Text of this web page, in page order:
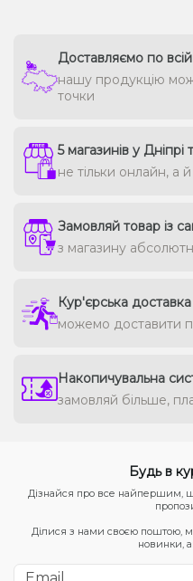
Доставляємо по всій
нашу продукцію
точки
5 магазинів у Дніпрі
не тільки онлайн, а
Замовляй товар із
з магазину
Кур'єрська
можемо доставити
Накопичувальна
замовляй більше,
Будь в
Дізнайся про все найпершим,
Ділися з нами своєю поштою,
новинки,